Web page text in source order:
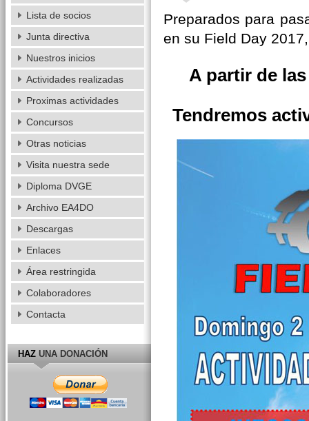
Preparados para
en su Field Day
A partir de
Tendremos
Lista de socios
Junta directiva
Nuestros inicios
Actividades realizadas
Proximas actividades
Concursos
Otras noticias
Visita nuestra sede
Diploma DVGE
Archivo EA4DO
Descargas
Enlaces
Área restringida
Colaboradores
Contacta
HAZUNA DONACIÓN